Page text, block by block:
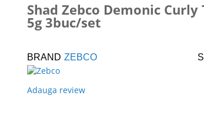
Shad Zebco Demonic
5g 3buc/set
BRAND ZEBCO
Adauga review